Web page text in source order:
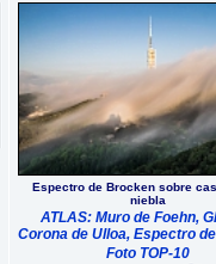
Espectro de Brocken sobre
niebla
ATLAS: Muro de Foehn,
Corona de Ulloa, Espectro
Foto TOP-10